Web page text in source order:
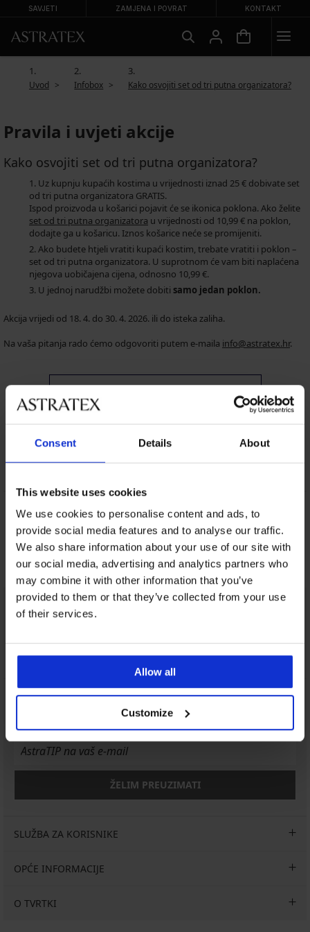
Consent Details About
This website uses cookies
We use cookies to personalise content and ads, to
provide social media features and to analyse our traffic.
We also share information about your use of our site with
our social media, advertising and analytics partners who
may combine it with other information that you’ve
provided to them or that they’ve collected from your use
of their services.
Allow all
Customize
SAVJETI ZAMJENA I POVRAT KONTAKT
Uvod Infobox Kako osvojiti set od tri putna organizatora?
Pravila i uvjeti akcije
Kako osvojiti set od tri putna organizatora?
Uz kupnju kupaćih kostima u vrijednosti iznad 25 € dobivate set
od tri putna organizatora GRATIS.
Ispod proizvoda u košarici pojavit će se ikonica poklona. Ako želite
set od tri putna organizatora u vrijednosti od 10,99 € na poklon,
dodajte ga u košaricu. Iznos košarice neće se promijeniti.
Ako budete htjeli vratiti kupaći kostim, trebate vratiti i poklon –
set od tri putna organizatora. U suprotnom će vam biti naplaćena
njegova uobičajena cijena, odnosno 10,99 €.
U jednoj narudžbi možete dobiti samo jedan poklon.
Akcija vrijedi od 18. 4. do 30. 4. 2026. ili do isteka zaliha.
Na vaša pitanja rado ćemo odgovoriti putem e-maila info@astratex.hr.
KUPITI I OSVOJITI POKLON
8 % povrata od kupnje Povrati i zamjene
Povoljno Kako odabrati
Korisnička podrška
info@astratex.hr
Newsletter
Prijavite se na newsletter iosvojite 200 kn
ŽELIM PREUZIMATI
SLUŽBA ZA KORISNIKE
OPĆE INFORMACIJE
O TVRTKI